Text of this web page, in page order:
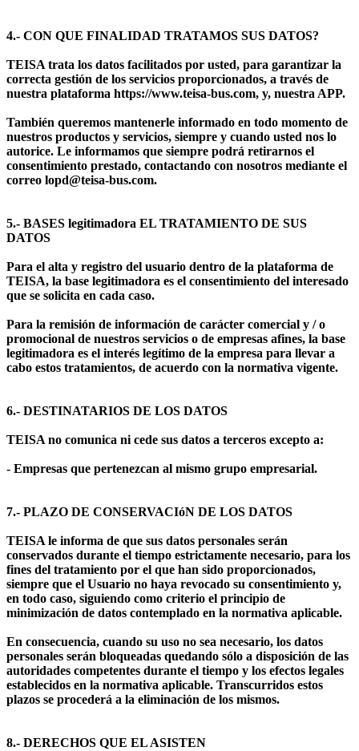
4.- CON QUE FINALIDAD TRATAMOS SUS DATOS?
TEISA trata los datos facilitados por usted, para garantizar la
correcta gestión de los servicios proporcionados, a través de
nuestra plataforma https://www.teisa-bus.com, y, nuestra APP.
También queremos mantenerle informado en todo momento de
nuestros productos y servicios, siempre y cuando usted nos lo
autorice. Le informamos que siempre podrá retirarnos el
consentimiento prestado, contactando con nosotros mediante el
correo lopd@teisa-bus.com.
5.- BASES legitimadora EL TRATAMIENTO DE SUS
DATOS
Para el alta y registro del usuario dentro de la plataforma de
TEISA, la base legitimadora es el consentimiento del interesado
que se solicita en cada caso.
Para la remisión de información de carácter comercial y / o
promocional de nuestros servicios o de empresas afines, la base
legitimadora es el interés legítimo de la empresa para llevar a
cabo estos tratamientos, de acuerdo con la normativa vigente.
6.- DESTINATARIOS DE LOS DATOS
TEISA no comunica ni cede sus datos a terceros excepto a:
- Empresas que pertenezcan al mismo grupo empresarial.
7.- PLAZO DE CONSERVACIóN DE LOS DATOS
TEISA le informa de que sus datos personales serán
conservados durante el tiempo estrictamente necesario, para los
fines del tratamiento por el que han sido proporcionados,
siempre que el Usuario no haya revocado su consentimiento y,
en todo caso, siguiendo como criterio el principio de
minimización de datos contemplado en la normativa aplicable.
En consecuencia, cuando su uso no sea necesario, los datos
personales serán bloqueadas quedando sólo a disposición de las
autoridades competentes durante el tiempo y los efectos legales
establecidos en la normativa aplicable. Transcurridos estos
plazos se procederá a la eliminación de los mismos.
8.- DERECHOS QUE EL ASISTEN